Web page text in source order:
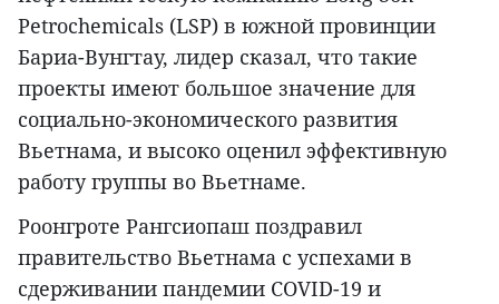
Petrochemicals (LSP) в южной провинции
Бариа-Вунгтау, лидер сказал, что такие
проекты имеют большое значение для
социально-экономического развития
Вьетнама, и высоко оценил эффективную
работу группы во Вьетнаме.
Роонгроте Рангсиопаш поздравил
правительство Вьетнама с успехами в
сдерживании пандемии COVID-19 и